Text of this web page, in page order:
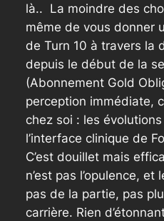
là.. La moindre des
même de vous donner
de Turn 10 à travers la
depuis le début de la
(Abonnement Gold
perception immédiate,
chez soi : les
l’interface clinique de
C’est douillet mais
n’est pas l’opulence, et
pas de la partie, pas
carrière. Rien